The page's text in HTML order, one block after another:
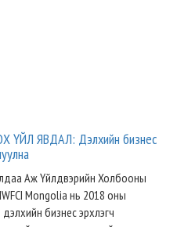
ЯВДАЛ: Дэлхийн бизнес
Аж Үйлдвэрийн Холбооны
Mongolia нь 2018 оны
бизнес эрхлэгч